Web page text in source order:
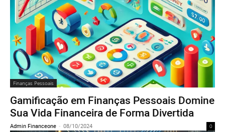
Finanças Pessoais
Gamificação em Finanças Pessoais Domine
Sua Vida Financeira de Forma Divertida
Admin Financeone - 08/10/2024 0